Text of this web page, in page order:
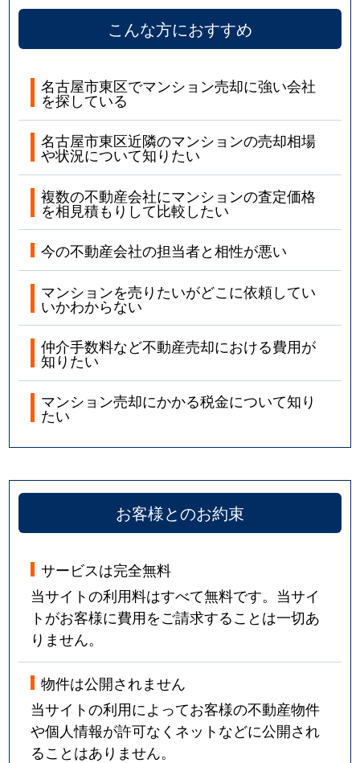
こんな方におすすめ
名古屋市東区でマンション売却に強い会社
を探している
名古屋市東区近隣のマンションの売却相場
や状況について知りたい
複数の不動産会社にマンションの査定価格
を相見積もりして比較したい
今の不動産会社の担当者と相性が悪い
マンションを売りたいがどこに依頼してい
いかわからない
仲介手数料など不動産売却における費用が
知りたい
マンション売却にかかる税金について知り
たい
お客様とのお約束
サービスは完全無料
当サイトの利用料はすべて無料です。当サイ
トがお客様に費用をご請求することは一切あ
りません。
物件は公開されません
当サイトの利用によってお客様の不動産物件
や個人情報が許可なくネットなどに公開され
ることはありません。